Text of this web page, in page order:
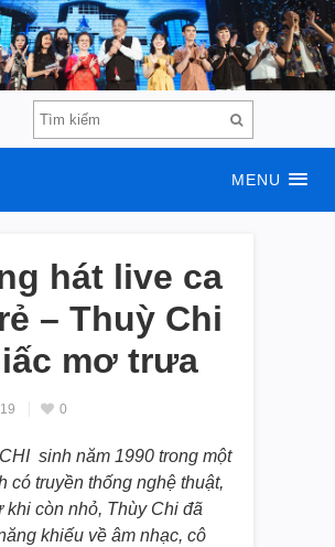
MENU
hát live ca
– Thuỳ Chi
mơ trưa
0
sinh năm 1990 trong một
có truyền thống nghệ thuật,
khi còn nhỏ, Thùy Chi đã
khiếu về âm nhạc, cô